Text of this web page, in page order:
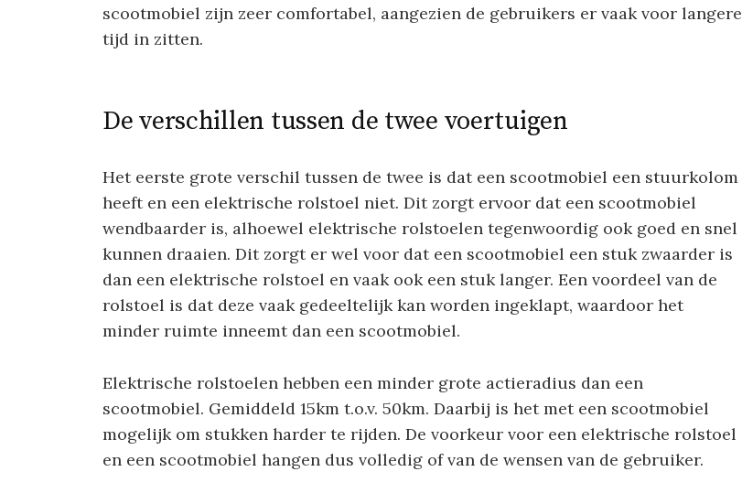
scootmobiel zijn zeer comfortabel, aangezien de gebruikers er vaak voor langere
tijd in zitten.
De verschillen tussen de twee voertuigen
Het eerste grote verschil tussen de twee is dat een scootmobiel een stuurkolom
heeft en een elektrische rolstoel niet. Dit zorgt ervoor dat een scootmobiel
wendbaarder is, alhoewel elektrische rolstoelen tegenwoordig ook goed en snel
kunnen draaien. Dit zorgt er wel voor dat een scootmobiel een stuk zwaarder is
dan een elektrische rolstoel en vaak ook een stuk langer. Een voordeel van de
rolstoel is dat deze vaak gedeeltelijk kan worden ingeklapt, waardoor het
minder ruimte inneemt dan een scootmobiel.
Elektrische rolstoelen hebben een minder grote actieradius dan een
scootmobiel. Gemiddeld 15km t.o.v. 50km. Daarbij is het met een scootmobiel
mogelijk om stukken harder te rijden. De voorkeur voor een elektrische rolstoel
en een scootmobiel hangen dus volledig of van de wensen van de gebruiker.